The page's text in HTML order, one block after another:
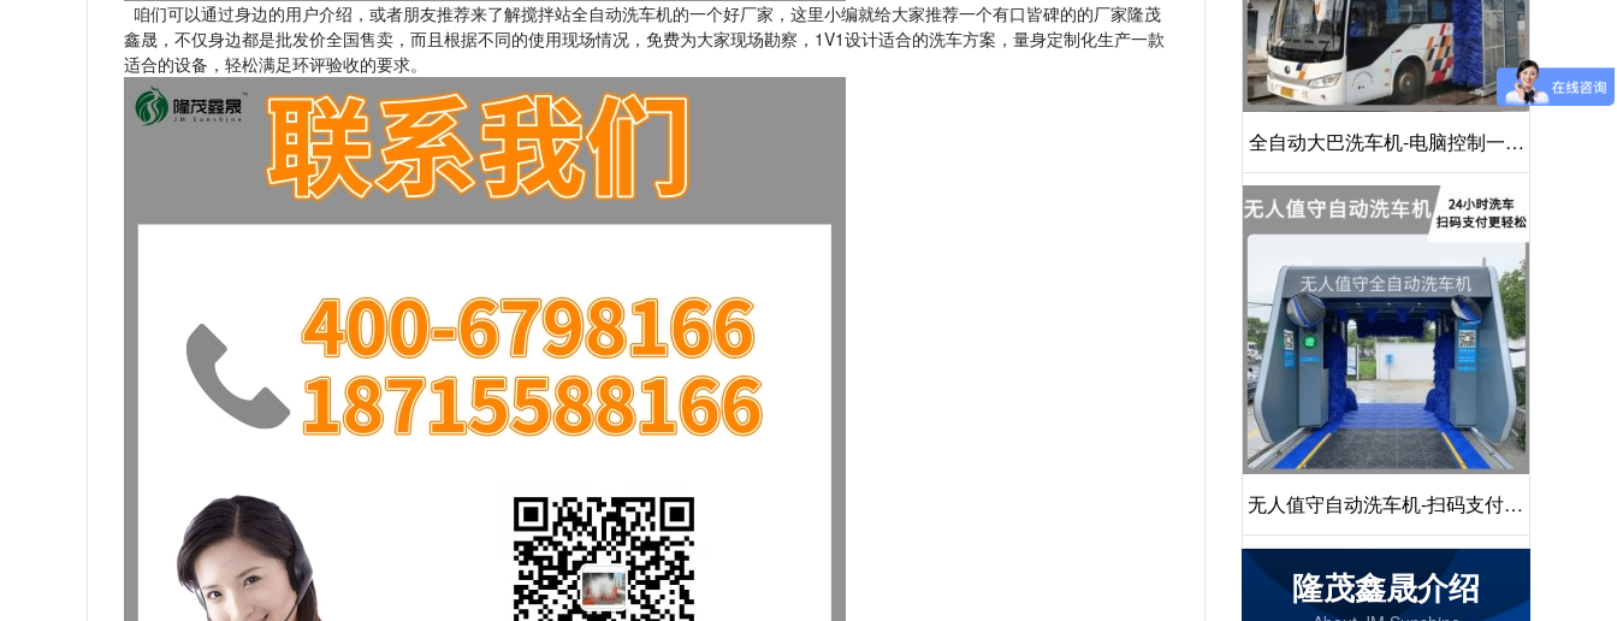
咱们可以通过身边的用户介绍，或者朋友推荐来了解搅拌站全自动洗车机的一个好厂家，这里小编就给大家推荐一个有口皆碑的的厂家隆茂
鑫晟，不仅身边都是批发价全国售卖，而且根据不同的使用现场情况，免费为大家现场勘察，1V1设计适合的洗车方案，量身定制化生产一款
适合的设备，轻松满足环评验收的要求。
全自动大巴洗车机-电脑控制一键
启动清洗[隆茂鑫晟]
无人值守自动洗车机-扫码支付24
小时不停机洗车[隆茂鑫晟]
隆茂鑫晟介绍